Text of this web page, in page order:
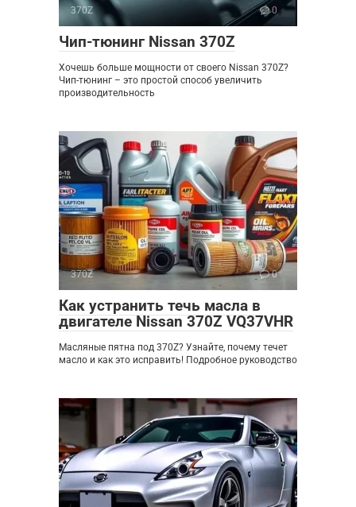
370Z 0
Чип-тюнинг Nissan 370Z
Хочешь больше мощности от своего Nissan 370Z?
Чип-тюнинг – это простой способ увеличить
производительность
370Z 0
Как устранить течь масла в
двигателе Nissan 370Z VQ37VHR
Масляные пятна под 370Z? Узнайте, почему течет
масло и как это исправить! Подробное руководство